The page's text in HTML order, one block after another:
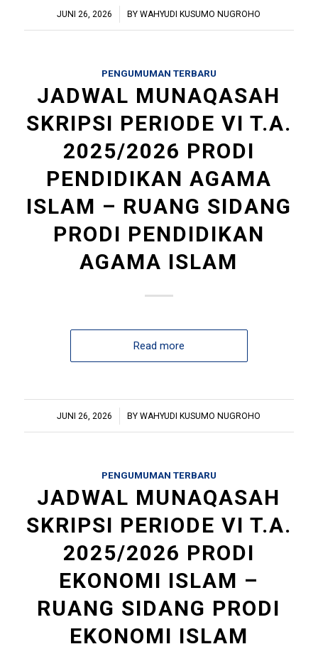
JUNI 26, 2026
/ BYWAHYUDI KUSUMO NUGROHO
PENGUMUMAN TERBARU
JADWAL MUNAQASAH
SKRIPSI PERIODE VI T.A.
2025/2026 PRODI
PENDIDIKAN AGAMA
ISLAM – RUANG SIDANG
PRODI PENDIDIKAN
AGAMA ISLAM
Read more
JUNI 26, 2026
/ BYWAHYUDI KUSUMO NUGROHO
PENGUMUMAN TERBARU
JADWAL MUNAQASAH
SKRIPSI PERIODE VI T.A.
2025/2026 PRODI
EKONOMI ISLAM –
RUANG SIDANG PRODI
EKONOMI ISLAM